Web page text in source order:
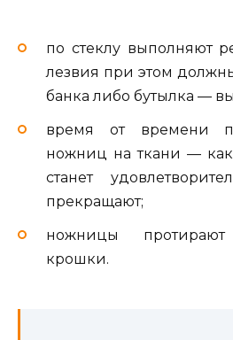
по стеклу выполняют
лезвия при этом
банка либо бутылка —
время от времени
ножниц на ткани — как
станет
прекращают;
ножницы
крошки.